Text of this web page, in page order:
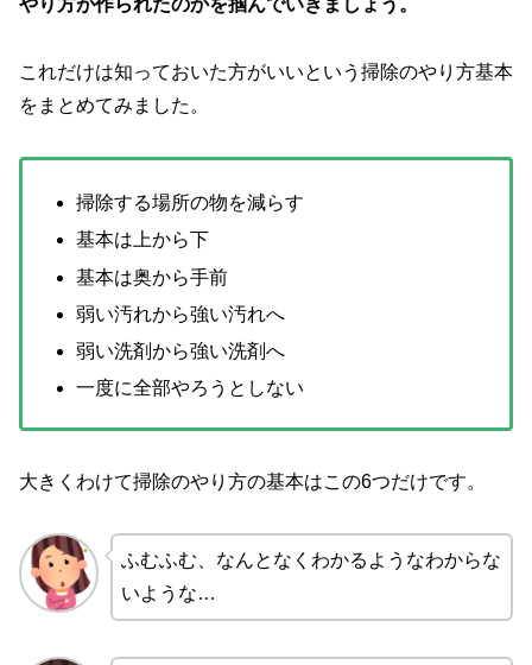
やり方が作られたのかを掴んでいきましょう。
これだけは知っておいた方がいいという掃除のやり方基本
をまとめてみました。
掃除する場所の物を減らす
基本は上から下
基本は奥から手前
弱い汚れから強い汚れへ
弱い洗剤から強い洗剤へ
一度に全部やろうとしない
大きくわけて掃除のやり方の基本はこの6つだけです。
ふむふむ、なんとなくわかるようなわからな
いような…